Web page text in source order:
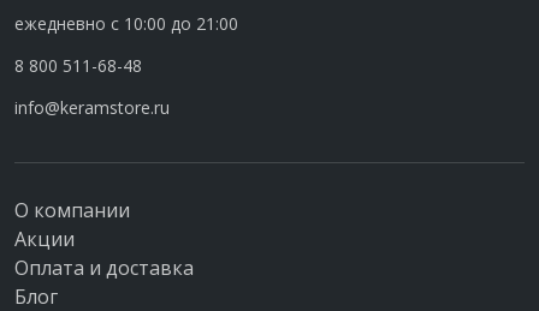
ежедневно с 10:00 до 21:00
8 800 511-68-48
info@keramstore.ru
О компании
Акции
Оплата и доставка
Блог